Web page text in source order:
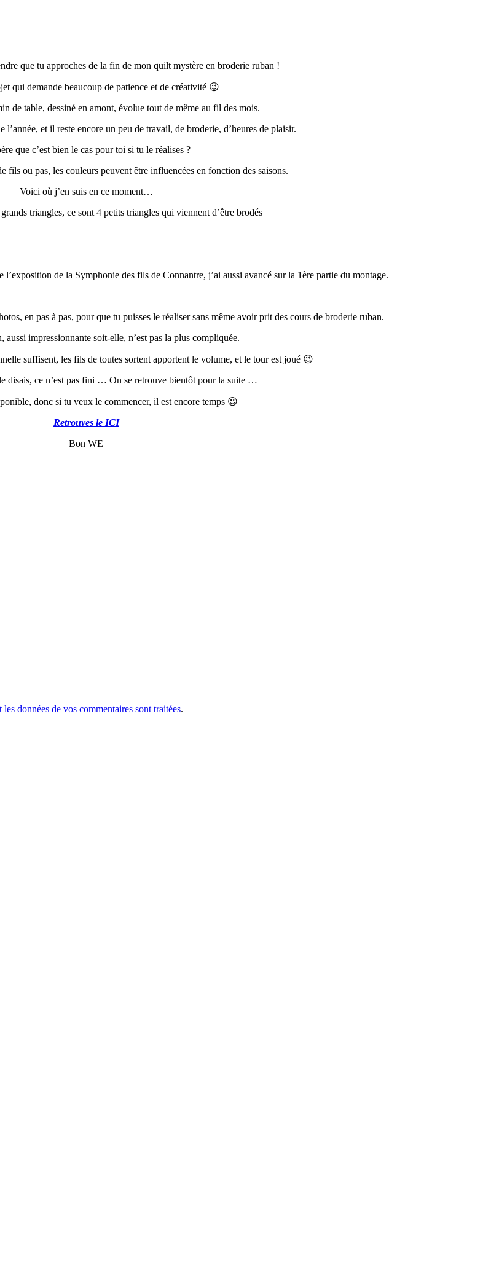
que tu approches de la fin de mon quilt mystère en broderie ruban !
qui demande beaucoup de patience et de créativité 😉
de table, dessiné en amont, évolue tout de même au fil des mois.
l’année, et il reste encore un peu de travail, de broderie, d’heures de plaisir.
que c’est bien le cas pour toi si tu le réalises ?
fils ou pas, les couleurs peuvent être influencées en fonction des saisons.
Voici où j’en suis en ce moment…
triangles, ce sont 4 petits triangles qui viennent d’être brodés
de la Symphonie des fils de Connantre, j’ai aussi avancé sur la 1ère partie du montage.
en pas à pas, pour que tu puisses le réaliser sans même avoir prit des cours de broderie ruban.
aussi impressionnante soit-elle, n’est pas la plus compliquée.
suffisent, les fils de toutes sortent apportent le volume, et le tour est joué 😉
disais, ce n’est pas fini … On se retrouve bientôt pour la suite …
donc si tu veux le commencer, il est encore temps 😉
Retrouves le ICI
Bon WE
données de vos commentaires sont traitées.